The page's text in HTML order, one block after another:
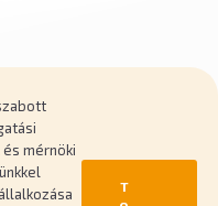
mérnöki
T